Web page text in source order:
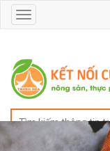
Toggle
navigation